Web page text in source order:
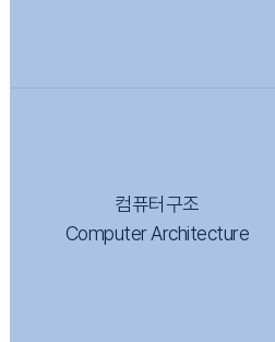
컴퓨터구조
Computer Architecture